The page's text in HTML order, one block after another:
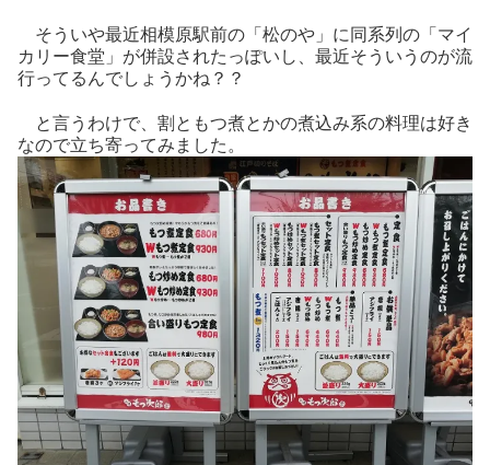
そういや最近相模原駅前の「松のや」に同系列の「マイ
カリー食堂」が併設されたっぽいし、最近そういうのが流
行ってるんでしょうかね？？
と言うわけで、割ともつ煮とかの煮込み系の料理は好き
なので立ち寄ってみました。